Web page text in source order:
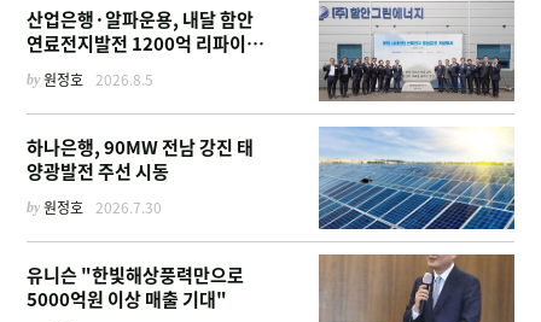
산업은행·알파운용, 내달 함안
연료전지발전 1200억 리파이낸
싱 주선
by원정호 2026.8.5
하나은행, 90MW 전남 강진 태
양광발전 주선 시동
by원정호 2026.7.30
유니슨 "한빛해상풍력만으로
5000억원 이상 매출 기대"